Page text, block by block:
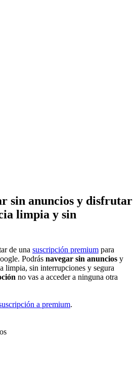
sin anuncios y disfrutar
limpia y sin
de una suscripción premium para
Podrás navegar sin anuncios y
limpia, sin interrupciones y segura
no vas a acceder a ninguna otra
a premium.